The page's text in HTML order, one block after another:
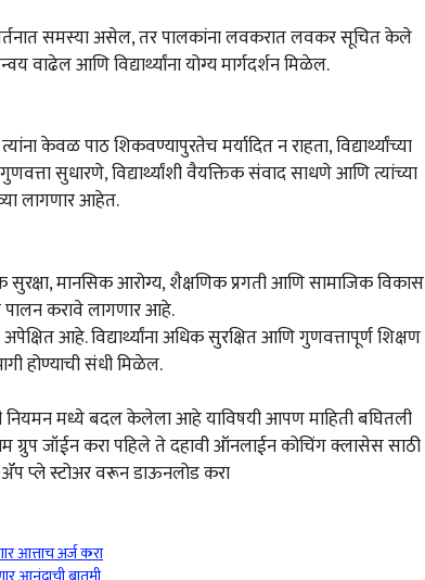
वर्तनात समस्या असेल, तर पालकांना लवकरात लवकर सूचित केले
आणि विद्यार्थ्यांना योग्य मार्गदर्शन मिळेल.
केवळ पाठ शिकवण्यापुरतेच मर्यादित न राहता, विद्यार्थ्यांच्या
सुधारणे, विद्यार्थ्यांशी वैयक्तिक संवाद साधणे आणि त्यांच्या
लागणार आहेत.
सुरक्षा, मानसिक आरोग्य, शैक्षणिक प्रगती आणि सामाजिक विकास
पालन करावे लागणार आहे.
अपेक्षित आहे. विद्यार्थ्यांना अधिक सुरक्षित आणि गुणवत्तापूर्ण शिक्षण
होण्याची संधी मिळेल.
मध्ये बदल केलेला आहे याविषयी आपण माहिती बघितली
ग्रुप जॉईन करा पहिले ते दहावी ऑनलाईन कोचिंग क्लासेस साठी
ॲप प्ले स्टोअर वरून डाऊनलोड करा
आत्ताच अर्ज करा